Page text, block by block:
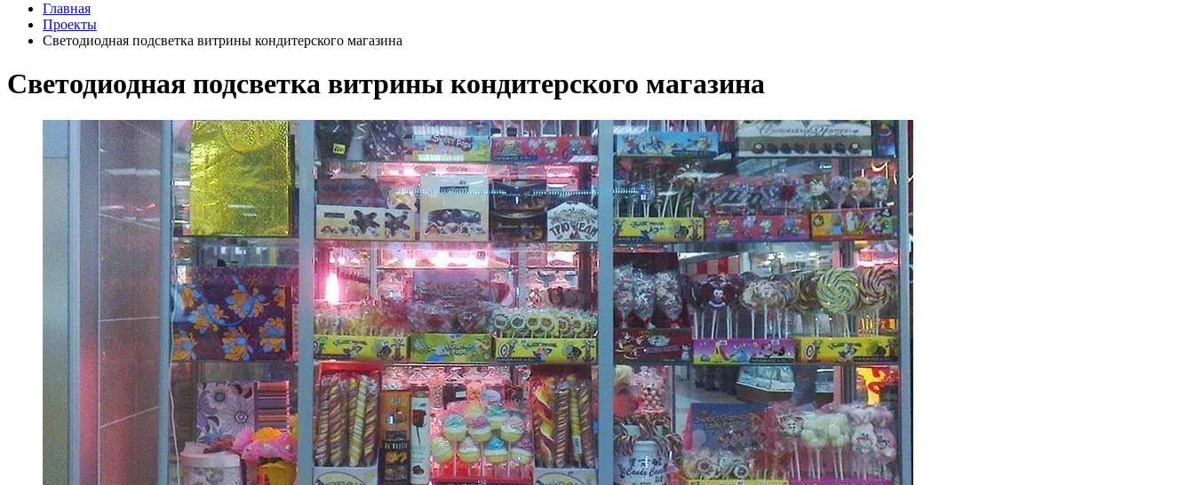
Главная
Проекты
Светодиодная подсветка витрины кондитерского магазина
Светодиодная подсветка витрины кондитерского магазина